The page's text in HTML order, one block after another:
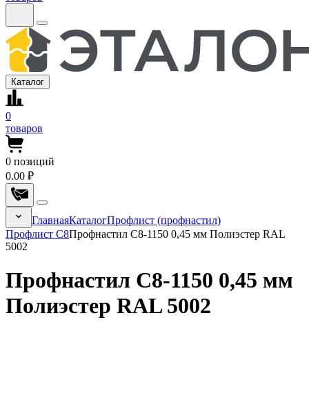
Каталог
0
товаров
0 позиций
0.00 ₽
ГлавнаяКаталогПрофлист (профнастил)
Профлист С8Профнастил С8-1150 0,45 мм Полиэстер RAL
5002
Профнастил С8-1150 0,45 мм
Полиэстер RAL 5002